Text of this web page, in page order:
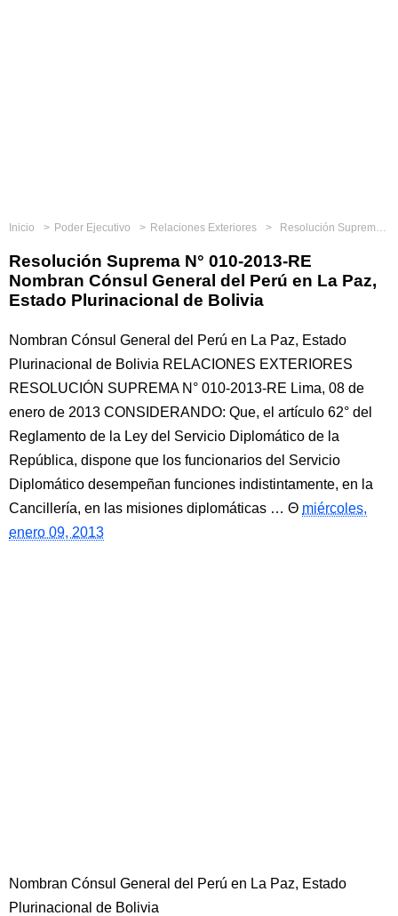
Inicio Poder Ejecutivo Relaciones Exteriores Resolución Suprema N° 010-2013-RE Nombran Cónsul General del Perú en La Paz, Estado Plurinacional de Bolivia
Resolución Suprema N° 010-2013-RE
Nombran Cónsul General del Perú en La Paz,
Estado Plurinacional de Bolivia
Nombran Cónsul General del Perú en La Paz, Estado
Plurinacional de Bolivia RELACIONES EXTERIORES
RESOLUCIÓN SUPREMA N° 010-2013-RE Lima, 08 de
enero de 2013 CONSIDERANDO: Que, el artículo 62° del
Reglamento de la Ley del Servicio Diplomático de la
República, dispone que los funcionarios del Servicio
Diplomático desempeñan funciones indistintamente, en la
Cancillería, en las misiones diplomáticas …
miércoles,
enero 09, 2013
Nombran Cónsul General del Perú en La Paz, Estado
Plurinacional de Bolivia